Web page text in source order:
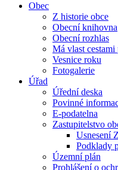
Obec
Z historie obce
Obecní knihovna
Obecní rozhlas
Má vlast cestami
Vesnice roku
Fotogalerie
Úřad
Úřední deska
Povinné
E-podatelna
Zastupitelstvo
Usnesení
Podklady
Územní plán
Prohlášení o